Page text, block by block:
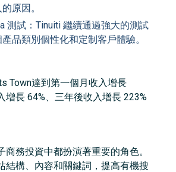
原因。
測試：Tinuiti 繼續通過強大的測試
品類別個性化和定制客戶體驗。
Town達到第一個月收入增長
增長 64%、三年後收入增長 223%
商務投資中都扮演著重要的角色。
結構、內容和關鍵詞，提高有機搜